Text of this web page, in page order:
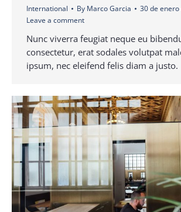
International By Marco Garcia
30 de
Leave a comment
Nunc viverra feugiat neque eu
consectetur, erat sodales volutpat
ipsum, nec eleifend felis diam a justo.